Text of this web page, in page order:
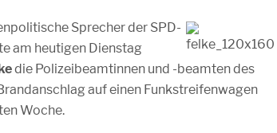
Sprecher der SPD-
am heutigen Dienstag
die Polizeibeamtinnen und -beamten des
auf einen Funkstreifenwagen
Woche.